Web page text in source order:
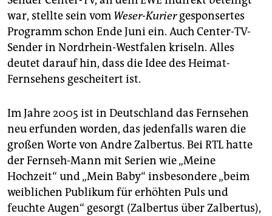
genossenschaft
epaper login
war, stellte sein vom Weser-Kuriergesponsertes
Programm schon Ende Juni ein. Auch Center-TV-
Sender in Nordrhein-Westfalen kriseln. Alles
deutet darauf hin, dass die Idee des Heimat-
Fernsehens gescheitert ist.
Im Jahre 2005 ist in Deutschland das Fernsehen
neu erfunden worden, das jedenfalls waren die
großen Worte von Andre Zalbertus. Bei RTL hatte
der Fernseh-Mann mit Serien wie „Meine
Hochzeit“ und „Mein Baby“ insbesondere „beim
weiblichen Publikum für erhöhten Puls und
feuchte Augen“ gesorgt (Zalbertus über Zalbertus),